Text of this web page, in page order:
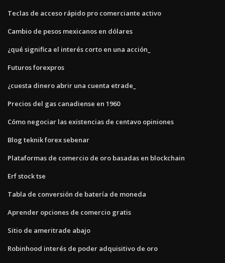
Teclas de acceso rápido pro comerciante activo
Cambio de pesos mexicanos en dólares
¿qué significa el interés corto en una acción_
Futuros forexpros
¿cuesta dinero abrir una cuenta etrade_
Precios del gas canadiense en 1960
Cómo negociar las existencias de centavo opiniones
Blog teknik forex sebenar
Plataformas de comercio de oro basadas en blockchain
Erf stock tse
Tabla de conversión de batería de moneda
Aprender opciones de comercio gratis
Sitio de ameritrade abajo
Robinhood interés de poder adquisitivo de oro